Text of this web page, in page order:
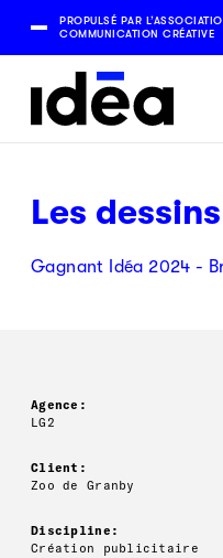
PROPULSÉ PAR
COMMUNICATION CRÉATIVE
Les dessins
Gagnant Idéa 2024 -
Agence:
LG2
Client:
Zoo de Granby
Discipline:
Création publicitaire